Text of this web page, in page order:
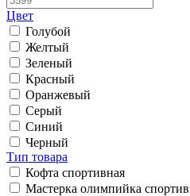
Цвет
Голубой
Желтый
Зеленый
Красный
Оранжевый
Серый
Синий
Черный
Тип товара
Кофта спортивная
Мастерка олимпийка